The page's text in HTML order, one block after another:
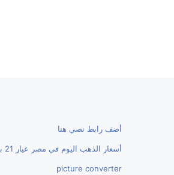
أضف رابط نصي هنا
أسعار الذهب اليوم في مصر عيار 21 بالمصنعية
picture converter